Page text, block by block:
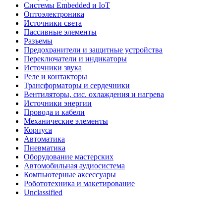
Системы Embedded и IoT
Oптоэлектроника
Источники света
Пассивные элементы
Разъeмы
Предохранители и защитные устройства
Переключатели и индикаторы
Источники звука
Реле и контакторы
Трансформаторы и сердечники
Вентиляторы, сис. охлаждения и нагрева
Источники энергии
Провода и кабели
Механические элементы
Корпуса
Автоматика
Пневматика
Оборудование мастерских
Автомобильная аудиосистема
Компьютерные аксессуары
Робототехника и макетирование
Unclassified